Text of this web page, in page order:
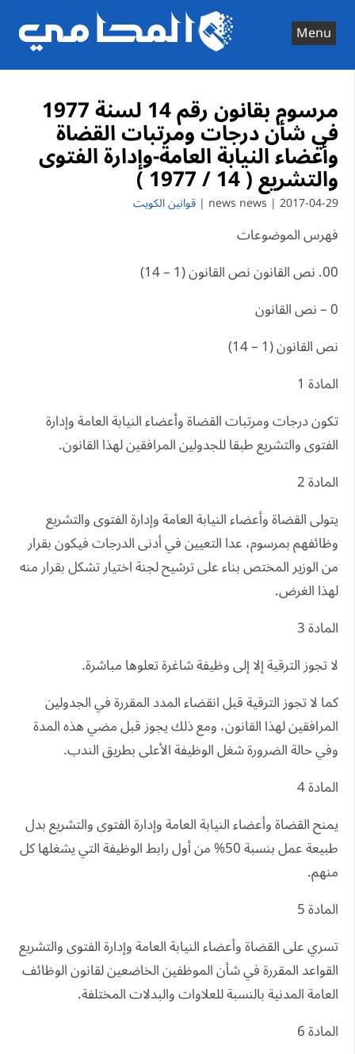
content
Menu
مرسوم بقانون رقم 14 لسنة 1977
في شأن درجات ومرتبات القضاة
وأعضاء النيابة العامة-وإدارة الفتوى
والتشريع ( 14 / 1977 )
2017-04-29 | news news | قوانين الكويت
فهرس الموضوعات
00. نص القانون نص القانون (1 – 14)
0 – نص القانون
نص القانون (1 – 14)
المادة 1
تكون درجات ومرتبات القضاة وأعضاء النيابة العامة وإدارة
الفتوى والتشريع طبقا للجدولين المرافقين لهذا القانون.
المادة 2
يتولى القضاة وأعضاء النيابة العامة وإدارة الفتوى والتشريع
وظائفهم بمرسوم، عدا التعيين في أدنى الدرجات فيكون بقرار
من الوزير المختص بناء على ترشيح لجنة اختيار تشكل بقرار منه
لهذا الغرض.
المادة 3
لا تجوز الترقية إلا إلى وظيفة شاغرة تعلوها مباشرة.
كما لا تجوز الترقية قبل انقضاء المدد المقررة في الجدولين
المرافقين لهذا القانون، ومع ذلك يجوز قبل مضي هذه المدة
وفي حالة الضرورة شغل الوظيفة الأعلى بطريق الندب.
المادة 4
يمنح القضاة وأعضاء النيابة العامة وإدارة الفتوى والتشريع بدل
طبيعة عمل بنسبة 50% من أول رابط الوظيفة التي يشغلها كل
منهم.
المادة 5
تسري على القضاة وأعضاء النيابة العامة وإدارة الفتوى والتشريع
القواعد المقررة في شأن الموظفين الخاضعين لقانون الوظائف
العامة المدنية بالنسبة للعلاوات والبدلات المختلفة.
المادة 6